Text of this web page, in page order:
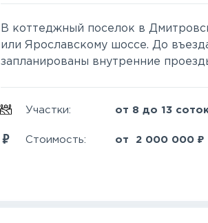
В коттеджный поселок в
или Ярославскому шоссе. До
запланированы внутренние
Участки: от 8 до 13
Стоимость: от 2 000 000 ₽